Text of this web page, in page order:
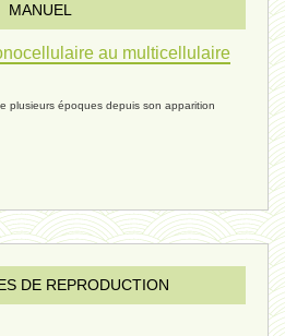
2025
décembre
MANUEL
au multicellulaire
plusieurs époques depuis son apparition
DE REPRODUCTION